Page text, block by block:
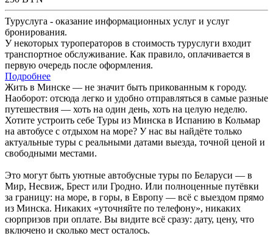
Туруслуга - оказание информационных услуг и услуг
бронирования.
У некоторых туроператоров в стоимость туруслуги входит
транспортное обслуживание. Как правило, оплачивается в
первую очередь после оформления.
Подробнее
Жить в Минске — не значит быть прикованным к городу.
Наоборот: отсюда легко и удобно отправляться в самые разные
путешествия — хоть на один день, хоть на целую неделю.
Хотите устроить себе Туры из Минска в Испанию в Кольмар
на автобусе с отдыхом на море? У нас вы найдёте только
актуальные туры с реальными датами выезда, точной ценой и
свободными местами.
Это могут быть уютные автобусные туры по Беларуси — в
Мир, Несвиж, Брест или Гродно. Или полноценные путёвки
за границу: на море, в горы, в Европу — всё с выездом прямо
из Минска. Никаких «уточняйте по телефону», никаких
сюрпризов при оплате. Вы видите всё сразу: дату, цену, что
включено и сколько мест осталось.